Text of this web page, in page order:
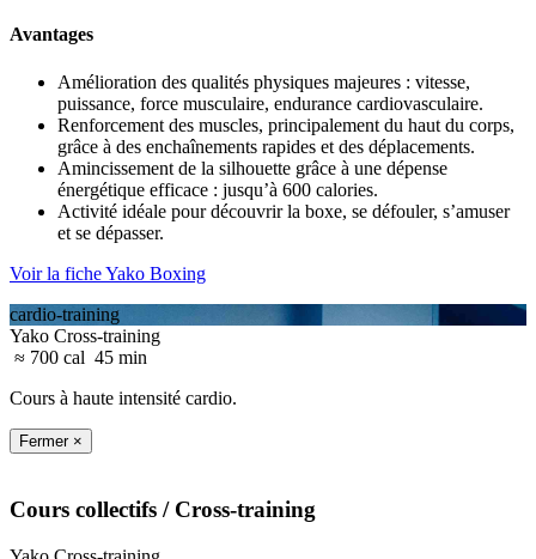
Avantages
Amélioration des qualités physiques majeures : vitesse,
puissance, force musculaire, endurance cardiovasculaire.
Renforcement des muscles, principalement du haut du corps,
grâce à des enchaînements rapides et des déplacements.
Amincissement de la silhouette grâce à une dépense
énergétique efficace : jusqu’à 600 calories.
Activité idéale pour découvrir la boxe, se défouler, s’amuser
et se dépasser.
Voir la fiche Yako Boxing
cardio-training
Yako Cross-training
≈ 700 cal 45 min
Cours à haute intensité cardio.
Fermer ×
Cours collectifs / Cross-training